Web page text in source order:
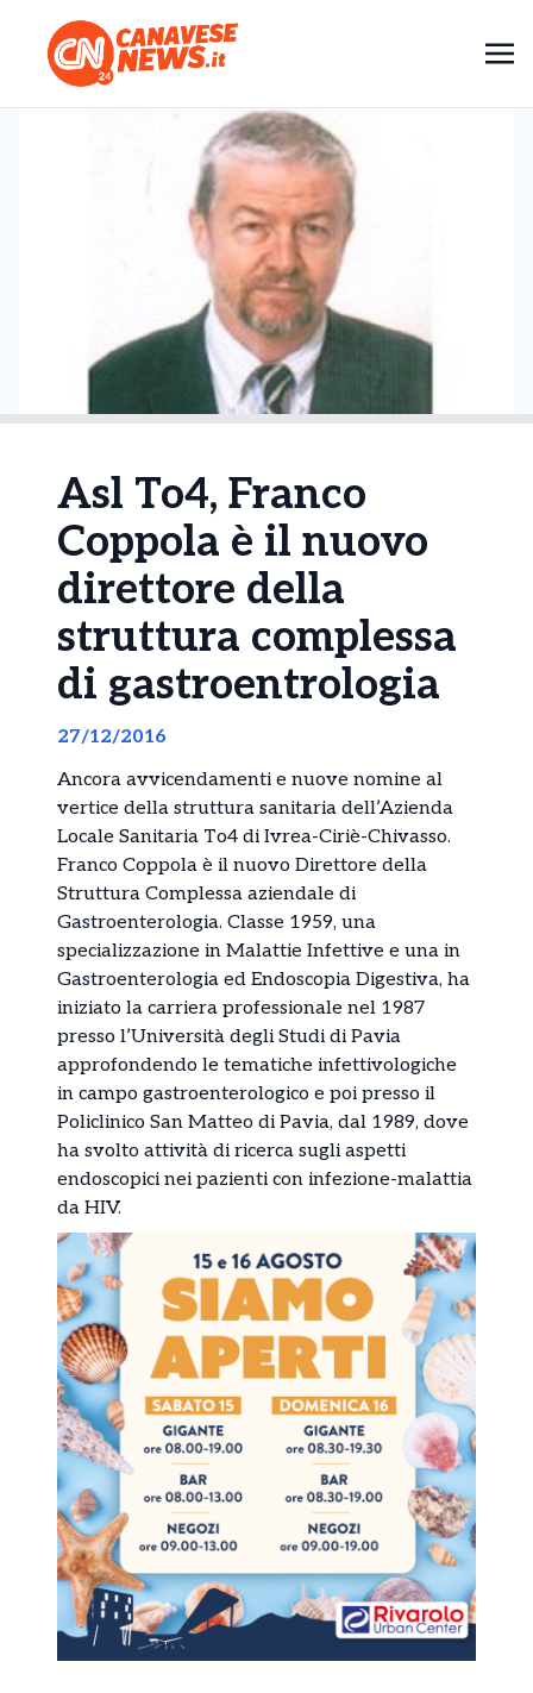
Asl To4, Franco
Coppola è il nuovo
direttore della
struttura complessa
di gastroentrologia
27/12/2016
Ancora avvicendamenti e nuove nomine al
vertice della struttura sanitaria dell’Azienda
Locale Sanitaria To4 di Ivrea-Ciriè-Chivasso.
Franco Coppola è il nuovo Direttore della
Struttura Complessa aziendale di
Gastroenterologia. Classe 1959, una
specializzazione in Malattie Infettive e una in
Gastroenterologia ed Endoscopia Digestiva, ha
iniziato la carriera professionale nel 1987
presso l’Università degli Studi di Pavia
approfondendo le tematiche infettivologiche
in campo gastroenterologico e poi presso il
Policlinico San Matteo di Pavia, dal 1989, dove
ha svolto attività di ricerca sugli aspetti
endoscopici nei pazienti con infezione-malattia
da HIV.